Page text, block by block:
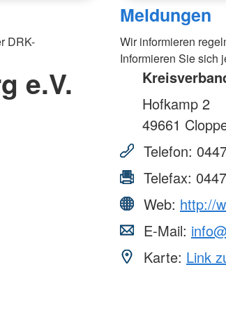
DRK-
Meldungen
Wir informieren
Informieren Sie sich
e.V.
Hofkamp 2
49661
Telefon:
Telefax:
Web: http://
E-Mail:
Karte: Link